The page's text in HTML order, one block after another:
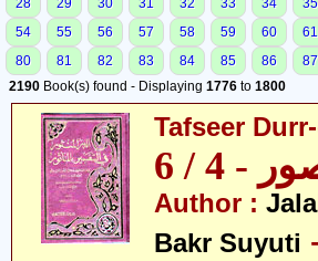
28
29 30 31 32 33 34 35
54
55 56 57 58 59 60 61
80
81 82 83 84 85 86 87
2190 Book(s) found - Displaying 1776 to 1800
Tafseer
- 4 / 6
Author :
Bakr Suyuti بن